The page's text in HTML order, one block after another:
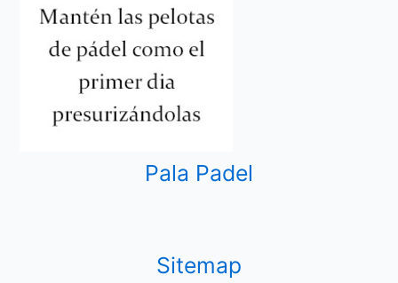
Pala Padel
Sitemap